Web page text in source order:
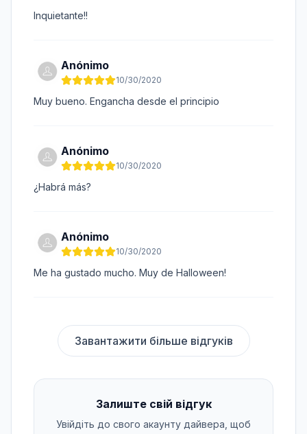
Inquietante!!
Anónimo
10/30/2020
Muy bueno. Engancha desde el principio
Anónimo
10/30/2020
¿Habrá más?
Anónimo
10/30/2020
Me ha gustado mucho. Muy de Halloween!
Завантажити більше відгуків
Залиште свій відгук
Увійдіть до свого акаунту дайвера, щоб